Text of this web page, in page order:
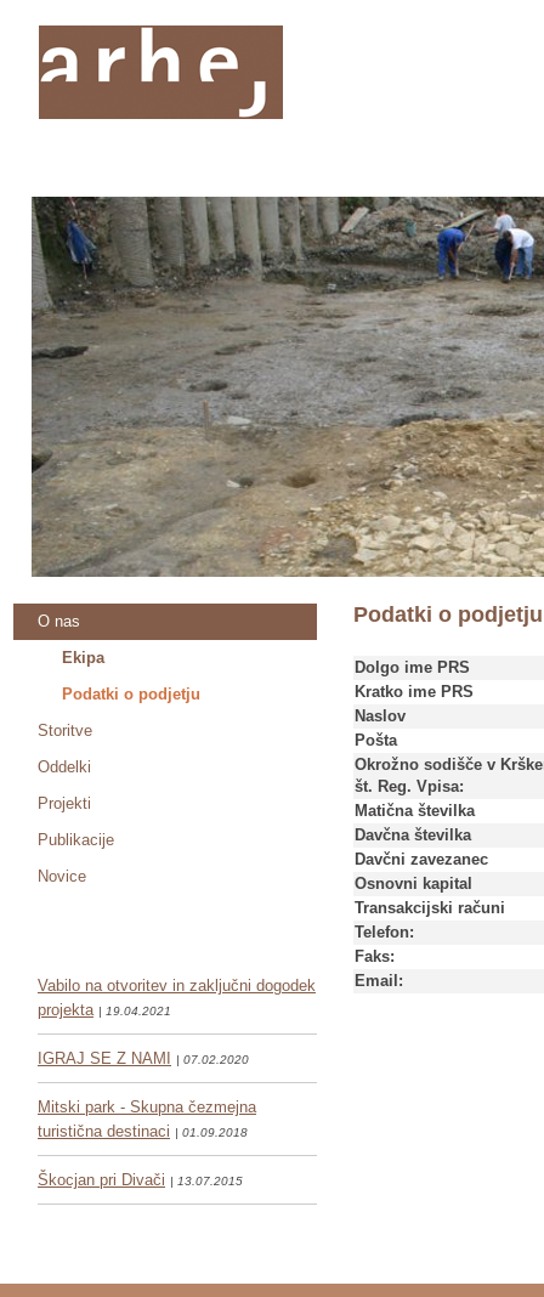
O nas
Ekipa
Podatki o podjetju
Storitve
Oddelki
Projekti
Publikacije
Novice
Vabilo na otvoritev in zaključni dogodek
projekta | 19.04.2021
IGRAJ SE Z NAMI | 07.02.2020
Mitski park - Skupna čezmejna
turistična destinaci | 01.09.2018
Škocjan pri Divači | 13.07.2015
Podatki o podjetju
Dolgo ime PRS
Kratko ime PRS
Naslov
Pošta
Okrožno sodišče v
št. Reg. Vpisa:
Matična številka
Davčna številka
Davčni zavezanec
Osnovni kapital
Transakcijski računi
Telefon:
Faks:
Email: